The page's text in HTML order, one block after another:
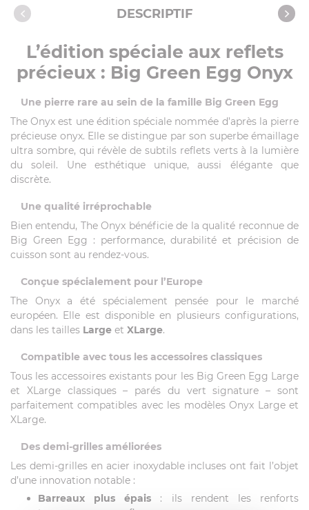
Caractéristiques DESCRIPTIF
L’édition spéciale aux reflets
précieux : Big Green Egg Onyx
Une pierre rare au sein de la famille Big Green Egg
The Onyx est une édition spéciale nommée d’après la pierre
précieuse onyx. Elle se distingue par son superbe émaillage
ultra sombre, qui révèle de subtils reflets verts à la lumière
du soleil. Une esthétique unique, aussi élégante que
discrète.
Une qualité irréprochable
Bien entendu, The Onyx bénéficie de la qualité reconnue de
Big Green Egg : performance, durabilité et précision de
cuisson sont au rendez-vous.
Conçue spécialement pour l’Europe
The Onyx a été spécialement pensée pour le marché
européen. Elle est disponible en plusieurs configurations,
dans les tailles Large et XLarge.
Compatible avec tous les accessoires classiques
Tous les accessoires existants pour les Big Green Egg Large
et XLarge classiques – parés du vert signature – sont
parfaitement compatibles avec les modèles Onyx Large et
XLarge.
Des demi-grilles améliorées
Les demi-grilles en acier inoxydable incluses ont fait l’objet
d’une innovation notable :
Barreaux plus épais : ils rendent les renforts